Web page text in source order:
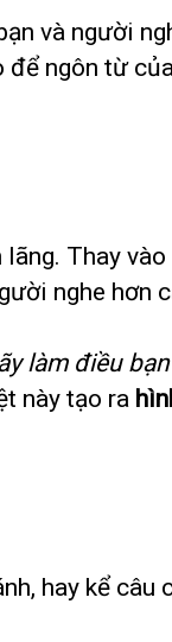
và người
ngôn từ
Thay
nghe hơn
làm điều
này tạo ra
hay kể